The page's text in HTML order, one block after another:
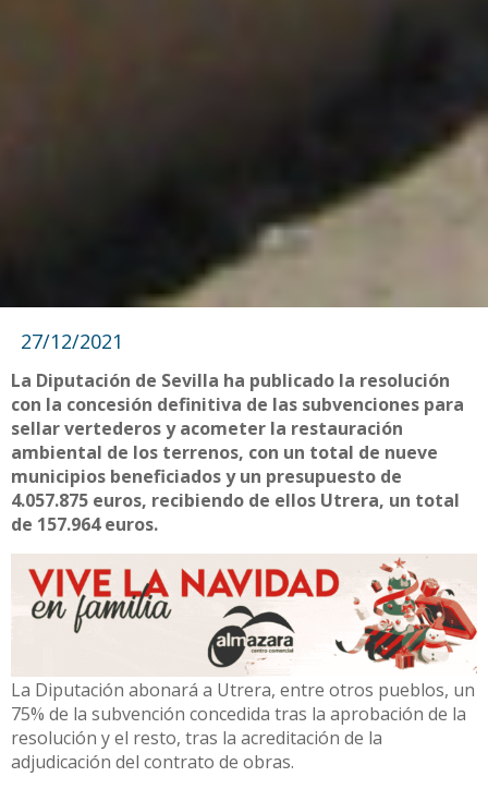
27/12/2021
La Diputación de Sevilla ha publicado la resolución
con la concesión definitiva de las subvenciones para
sellar vertederos y acometer la restauración
ambiental de los terrenos, con un total de nueve
municipios beneficiados y un presupuesto de
4.057.875 euros, recibiendo de ellos Utrera, un total
de 157.964 euros.
La Diputación abonará a Utrera, entre otros pueblos, un
75% de la subvención concedida tras la aprobación de la
resolución y el resto, tras la acreditación de la
adjudicación del contrato de obras.